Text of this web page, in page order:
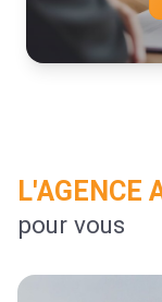
Vendre, louer,
copropriété, est
d’accomplir ces
L'AGENCE
pour vous